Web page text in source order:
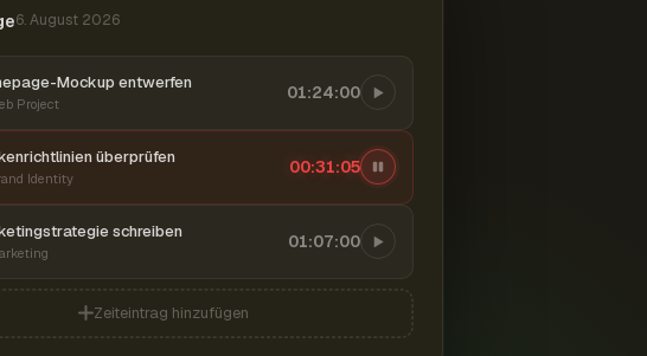
6. August 2026
Mockup entwerfen
Project
01:24:00
überprüfen
Identity
00:31:06
schreiben 01:07:00
Zeiteintrag hinzufügen